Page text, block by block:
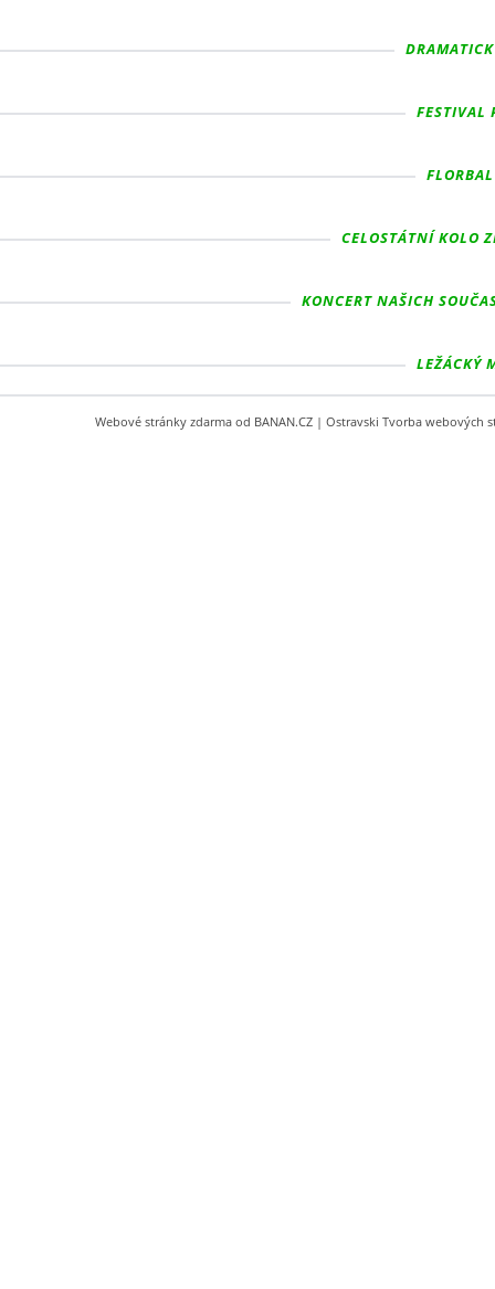
FESTIVAL
CELOSTÁTNÍ KOLO
KONCERT NAŠICH
LEŽÁCKÝ
Webové stránky zdarma od BANAN.CZ | Ostravski Tvorba webových